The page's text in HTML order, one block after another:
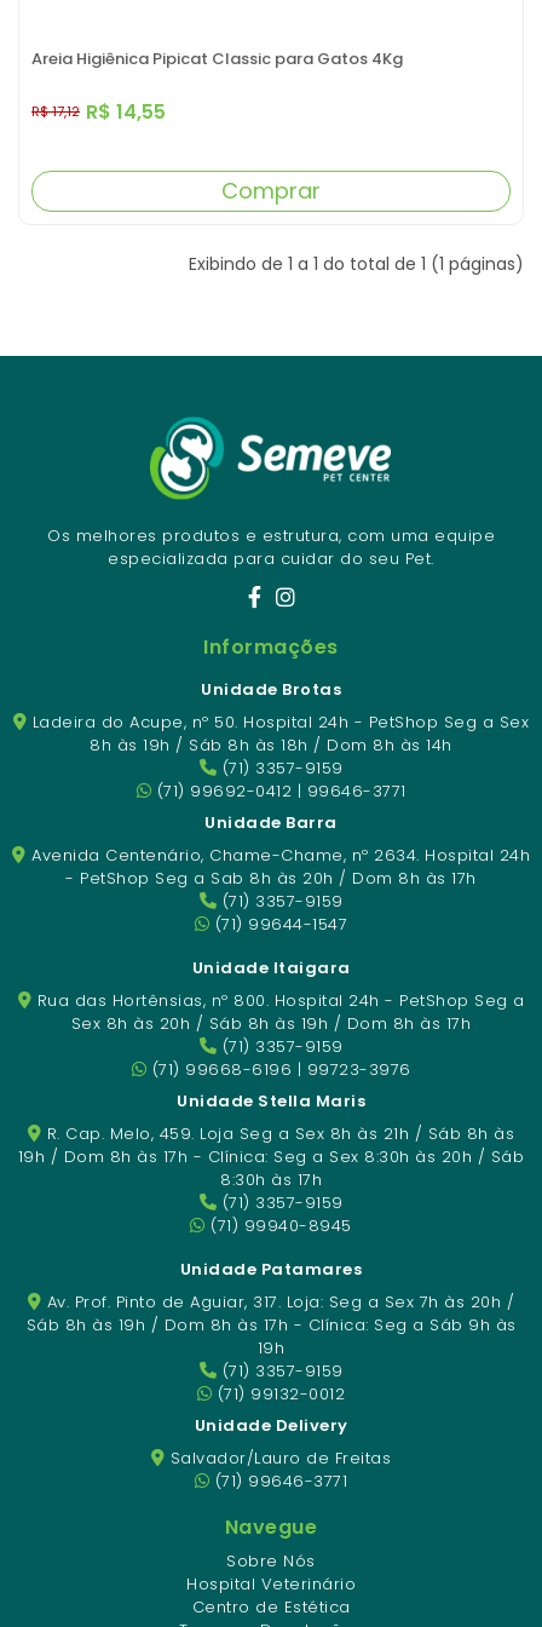
Areia Higiênica Pipicat Classic para Gatos 4Kg
R$ 14,55
R$ 17,12
Comprar
Exibindo de 1 a 1 do total de 1 (1 páginas)
Os melhores produtos e estrutura, com uma equipe
especializada para cuidar do seu Pet.
Informações
Unidade Brotas
Ladeira do Acupe, nº 50. Hospital 24h - PetShop Seg a Sex
8h às 19h / Sáb 8h às 18h / Dom 8h às 14h
(71) 3357-9159
(71) 99692-0412 | 99646-3771
Unidade Barra
Avenida Centenário, Chame-Chame, nº 2634. Hospital 24h
- PetShop Seg a Sab 8h às 20h / Dom 8h às 17h
(71) 3357-9159
(71) 99644-1547
Unidade Itaigara
Rua das Hortênsias, nº 800. Hospital 24h - PetShop Seg a
Sex 8h às 20h / Sáb 8h às 19h / Dom 8h às 17h
(71) 3357-9159
(71) 99668-6196 | 99723-3976
Unidade Stella Maris
R. Cap. Melo, 459. Loja Seg a Sex 8h às 21h / Sáb 8h às
19h / Dom 8h às 17h - Clínica: Seg a Sex 8:30h às 20h / Sáb
8:30h às 17h
(71) 3357-9159
(71) 99940-8945
Unidade Patamares
Av. Prof. Pinto de Aguiar, 317. Loja: Seg a Sex 7h às 20h /
Sáb 8h às 19h / Dom 8h às 17h - Clínica: Seg a Sáb 9h às
19h
(71) 3357-9159
(71) 99132-0012
Unidade Delivery
Salvador/Lauro de Freitas
(71) 99646-3771
Navegue
Sobre Nós
Hospital Veterinário
Centro de Estética